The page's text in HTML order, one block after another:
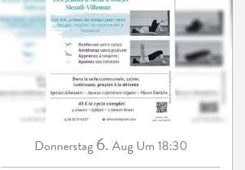
Donnerstag 6. Aug Um 18:30